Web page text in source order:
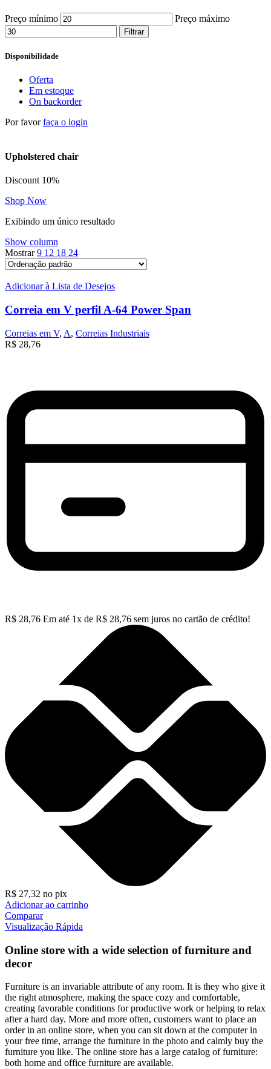
Preço mínimo Preço máximo
Filtrar
Disponibilidade
Oferta
Em estoque
On backorder
Por favorfaça o login
Upholstered chair
Discount 10%
Shop Now
Exibindo um único resultado
Show column
Mostrar9 12 18 24
Adicionar à Lista de Desejos
Correia em V perfil A-64 Power Span
Correias em V, A, Correias Industriais
R$ 28,76
R$ 28,76 Em até 1x de R$ 28,76 sem juros no cartão de crédito!
R$ 27,32 no pix
Adicionar ao carrinho
Comparar
Visualização Rápida
Online store with a wide selection of furniture and
decor
Furniture is an invariable attribute of any room. It is they who give it
the right atmosphere, making the space cozy and comfortable,
creating favorable conditions for productive work or helping to relax
after a hard day. More and more often, customers want to place an
order in an online store, when you can sit down at the computer in
your free time, arrange the furniture in the photo and calmly buy the
furniture you like. The online store has a large catalog of furniture:
both home and office furniture are available.